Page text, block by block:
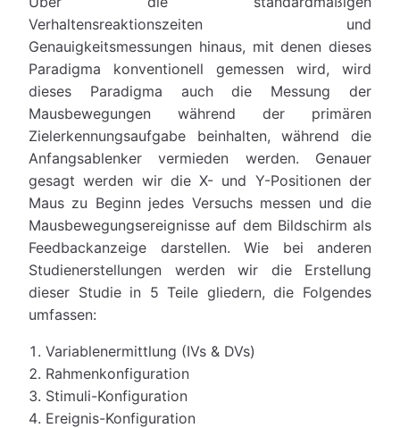
Verhaltensreaktionszeiten und
Genauigkeitsmessungen hinaus, mit denen dieses
Paradigma konventionell gemessen wird, wird
dieses Paradigma auch die Messung der
Mausbewegungen während der primären
Zielerkennungsaufgabe beinhalten, während die
Anfangsablenker vermieden werden. Genauer
gesagt werden wir die X- und Y-Positionen der
Maus zu Beginn jedes Versuchs messen und die
Mausbewegungsereignisse auf dem Bildschirm als
Feedbackanzeige darstellen. Wie bei anderen
Studienerstellungen werden wir die Erstellung
dieser Studie in 5 Teile gliedern, die Folgendes
umfassen:
Variablenermittlung (IVs & DVs)
Rahmenkonfiguration
Stimuli-Konfiguration
Ereignis-Konfiguration